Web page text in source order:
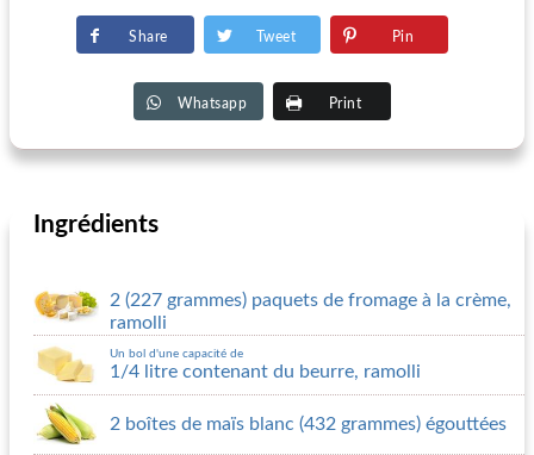
Share Tweet Pin
Whatsapp Print
Ingrédients
2 (227 grammes) paquets de fromage à la crème,
ramolli
Un bol d'une capacité de
1/4 litre contenant du beurre, ramolli
2 boîtes de maïs blanc (432 grammes) égouttées